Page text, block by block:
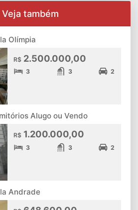
Veja também
Olímpia
R$ 2.500.000,00
3 3 2
Alugo ou Vendo
R$ 1.200.000,00
3 3 2
Andrade